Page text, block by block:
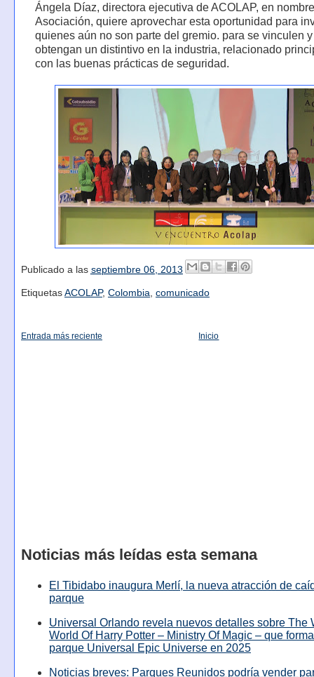
Ángela Díaz, directora ejecutiva de ACOLAP, en
Asociación, quiere aprovechar esta oportunidad para
quienes aún no son parte del gremio. para se vinculen y
obtengan un distintivo en la industria, relacionado
con las buenas prácticas de seguridad.
Publicado a las septiembre 06, 2013
Etiquetas ACOLAP, Colombia, comunicado
Entrada más reciente Inicio
Noticias más leídas esta semana
El Tibidabo inaugura Merlí, la nueva atracción de
parque
Universal Orlando revela nuevos detalles sobre The
World Of Harry Potter – Ministry Of Magic – que
parque Universal Epic Universe en 2025
Noticias breves: Parques Reunidos podría vender